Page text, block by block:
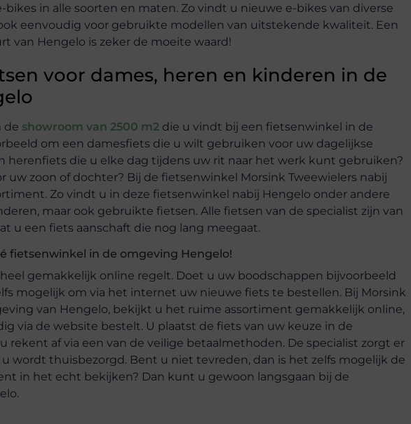
in alle soorten en maten. Zo vindt u nieuwe e-bikes van diverse
eenvoudig voor gebruikte modellen van uitstekende kwaliteit. Een
van Hengelo is zeker de moeite waard!
voor dames, heren en kinderen in de
de showroom van 2500 m2 die u vindt bij een fietsenwinkel in de
om een damesfiets die u wilt gebruiken voor uw dagelijkse
herenfiets die u elke dag tijdens uw rit naar het werk kunt gebruiken?
uw zoon of dochter? Bij de fietsenwinkel Morsink Tweewielers nabij
Zo vindt u in deze fietsenwinkel nabij Hengelo onder andere
maar ook gebruikte fietsen. Alle fietsen van de specialist zijn van
u een fiets aanschaft die nog lang meegaat.
fietsenwinkel in de omgeving Hengelo!
gemakkelijk online regelt. Doet u uw boodschappen bijvoorbeeld
mogelijk om via het internet uw nieuwe fiets te bestellen. Bij Morsink
van Hengelo, bekijkt u het ruime assortiment gemakkelijk online,
via de website bestelt. U plaatst de fiets van uw keuze in de
rekent af via een van de veilige betaalmethoden. De specialist zorgt er
wordt thuisbezorgd. Bent u niet tevreden, dan is het zelfs mogelijk de
in het echt bekijken? Dan kunt u gewoon langsgaan bij de